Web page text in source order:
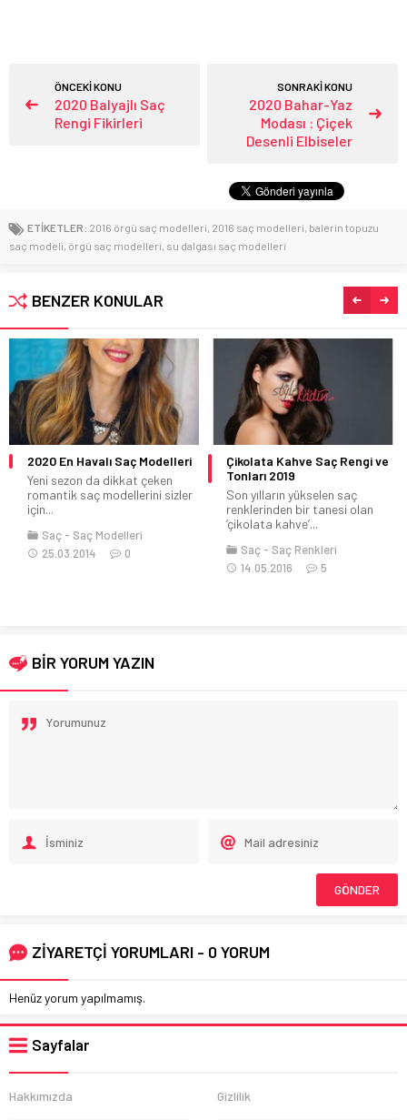
ÖNCEKİ KONU
2020 Balyajlı Saç
Rengi Fikirleri
SONRAKİ KONU
2020 Bahar-Yaz
Modası : Çiçek
Desenli Elbiseler
ETİKETLER: 2016 örgü saç modelleri 2016 saç modelleri balerin topuzu
saç modeli örgü saç modelleri su dalgası saç modelleri
BENZER KONULAR
Çikolata Kahve Saç Rengi ve
Tonları 2019
Son yılların yükselen saç
renklerinden bir tanesi olan
Saç
Saç Renkleri
Hangi Yüz Şekline Hangi Saç
Kesimi Yakışır?
Bayanlar sürekli birbirlerine saç
modeli sorar.Bana acaba şu
saç modeli...
Saç 04.05.2016
BİR YORUM YAZIN
ZİYARETÇİ YORUMLARI - 0 YORUM
Henüz yorum yapılmamış.
Sayfalar
Hakkımızda Gizlilik